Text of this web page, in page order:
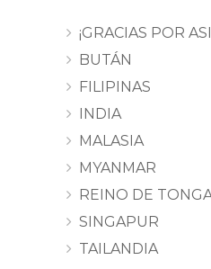
¡GRACIAS POR
BUTÁN
FILIPINAS
INDIA
MALASIA
MYANMAR
REINO DE
SINGAPUR
TAILANDIA